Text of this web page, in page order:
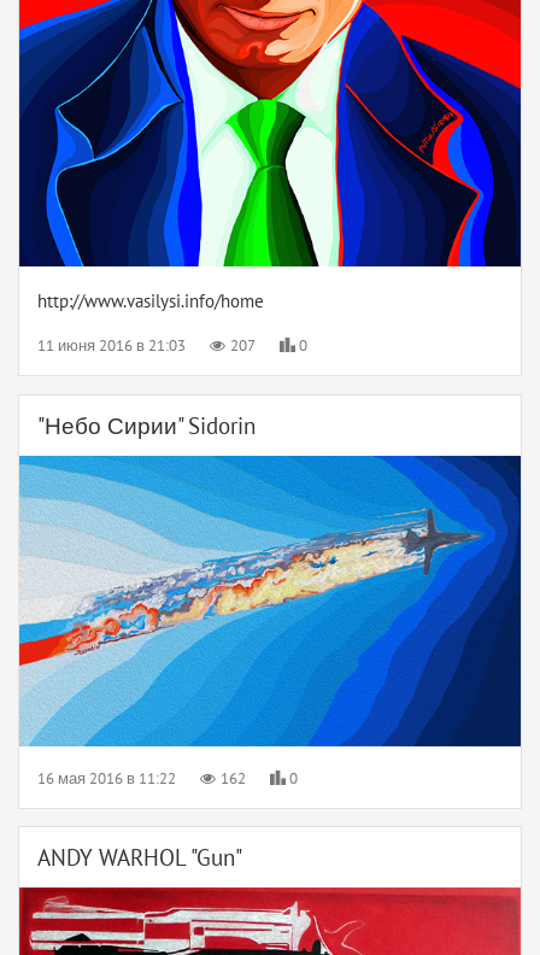
http://www.vasilysi.info/home
11 июня 2016 в 21:03 207 0
"Небо Сирии" Sidorin
16 мая 2016 в 11:22 162 0
ANDY WARHOL "Gun"